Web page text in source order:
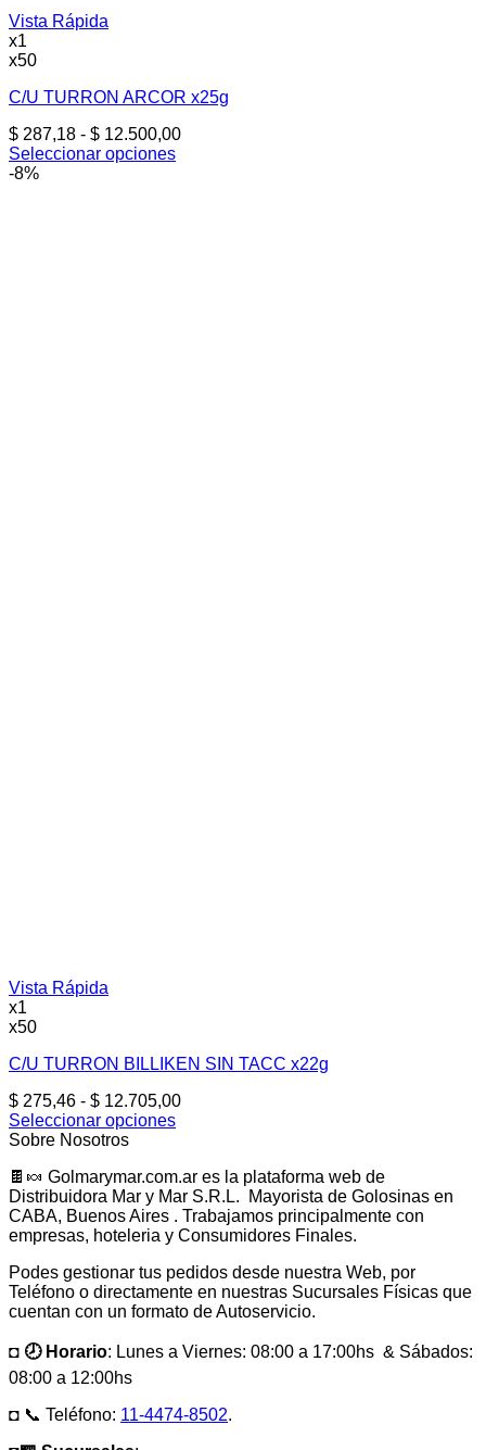
Vista Rápida
x1
x50
C/U TURRON ARCOR x25g
$ 287,18 - $ 12.500,00Rango
Seleccionar opciones
Este
-8%
Vista Rápida
x1
x50
C/U TURRON BILLIKEN SIN TACC x22g
$ 275,46 - $ 12.705,00Rango
$ 275,46
hasta
$ 12.705,00
Seleccionar opciones
Este
tiene
múltiples
variantes.
Las
se
pueden
elegir
la
página
producto
Sobre Nosotros
🍫🍬 Golmarymar.com.ar es la plataforma web de
Distribuidora Mar y Mar S.R.L. Mayorista de Golosinas en
CABA, Buenos Aires . Trabajamos principalmente con
empresas, hoteleria y Consumidores Finales.
Podes gestionar tus pedidos desde nuestra Web, por
Teléfono o directamente en nuestras Sucursales Físicas que
cuentan con un formato de Autoservicio.
◘ 🕗 Horario: Lunes a Viernes: 08:00 a 17:00hs & Sábados:
08:00 a 12:00hs
◘ 📞 Teléfono: 11-4474-8502.